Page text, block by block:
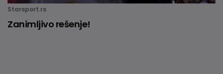
Starsport.rs
Zanimljivo rešenje!